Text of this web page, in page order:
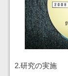
2.研究の実施